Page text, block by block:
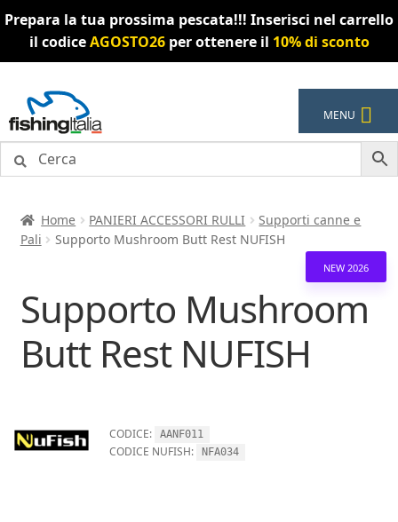
Prepara la tua prossima pescata!!! Inserisci nel carrello
il codiceAGOSTO26per ottenere il 10% di sconto
alla
navigazione
al
contenuto
MENU
Home PANIERI ACCESSORI RULLI
Supporti canne e
Pali
Supporto Mushroom Butt Rest NUFISH
NEW 2026
Supporto Mushroom
Butt Rest NUFISH
CODICE: AANF011
CODICE NUFISH: NFA034